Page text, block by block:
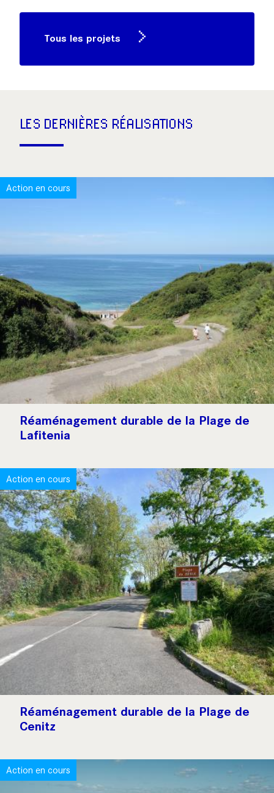
Tous les projets
LES DERNIÈRES RÉALISATIONS
Action en cours
Réaménagement durable de la Plage de
Lafitenia
Action en cours
Réaménagement durable de la Plage de
Cenitz
Action en cours